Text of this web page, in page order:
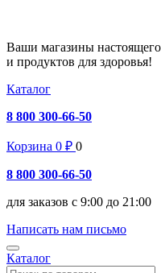
Ваши магазины
и продуктов для здоровья!
Каталог
8 800 300-66-50
Корзина 0 ₽ 0
8 800 300-66-50
для заказов с 9:00 до 21:00
Написать нам письмо
Каталог